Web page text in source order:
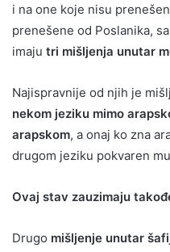
i na one koje nisu
prenešene od Poslanika,
imaju tri mišljenja unutar
Najispravnije od njih je
nekom jeziku mimo
arapskom, a onaj ko zna
drugom jeziku pokvaren
Ovaj stav zauzimaju
Drugo mišljenje unutar